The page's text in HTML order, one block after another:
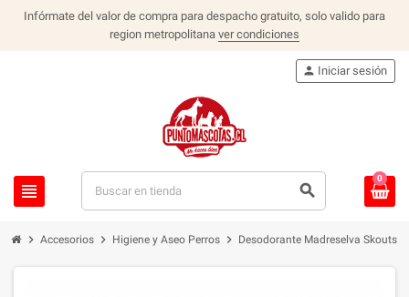
Infórmate del valor de compra para despacho gratuito, solo valido para
region metropolitana ver condiciones
view_headline search
person Iniciar sesión
0
chevron_right Accesorios chevron_right Higiene y Aseo Perros chevron_right Desodorante Madreselva Skouts